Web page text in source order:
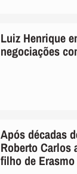
Luiz Henrique
negociações
Após décadas
Roberto Carlos
filho de